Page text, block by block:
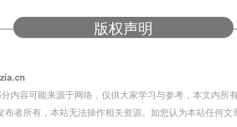
版权声明
内容可能来源于网络，仅供大家学习与参考，本文内所
者所有，本站无法操作相关资源。如您认为本站任何